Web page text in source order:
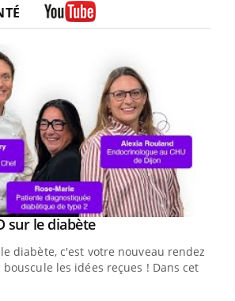
sur le diabèteYoutube
diabète, c'est votre nouveau rendez-
les idées reçues ! Dans cet